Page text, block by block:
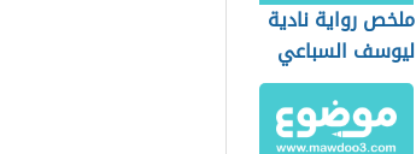
ملخص رواية نادية
ليوسف السباعي